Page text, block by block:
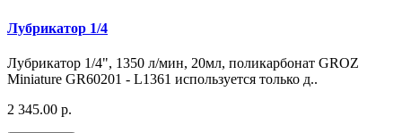
Лубрикатор 1/4
Лубрикатор 1/4", 1350 л/мин, 20мл, поликарбонат GROZ
Miniature GR60201 - L1361 используется только д..
2 345.00 р.